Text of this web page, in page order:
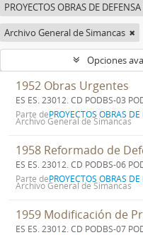
Archivo General de Simancas
Opciones
1952 Obras Urgentes
ES ES. 23012. CD PODBS-03
Parte dePROYECTOS OBRAS
Archivo General de Simancas
1958 Reformado de
ES ES. 23012. CD PODBS-06
Parte dePROYECTOS OBRAS
Archivo General de Simancas
1959 Modificación de
ES ES. 23012. CD PODBS-07